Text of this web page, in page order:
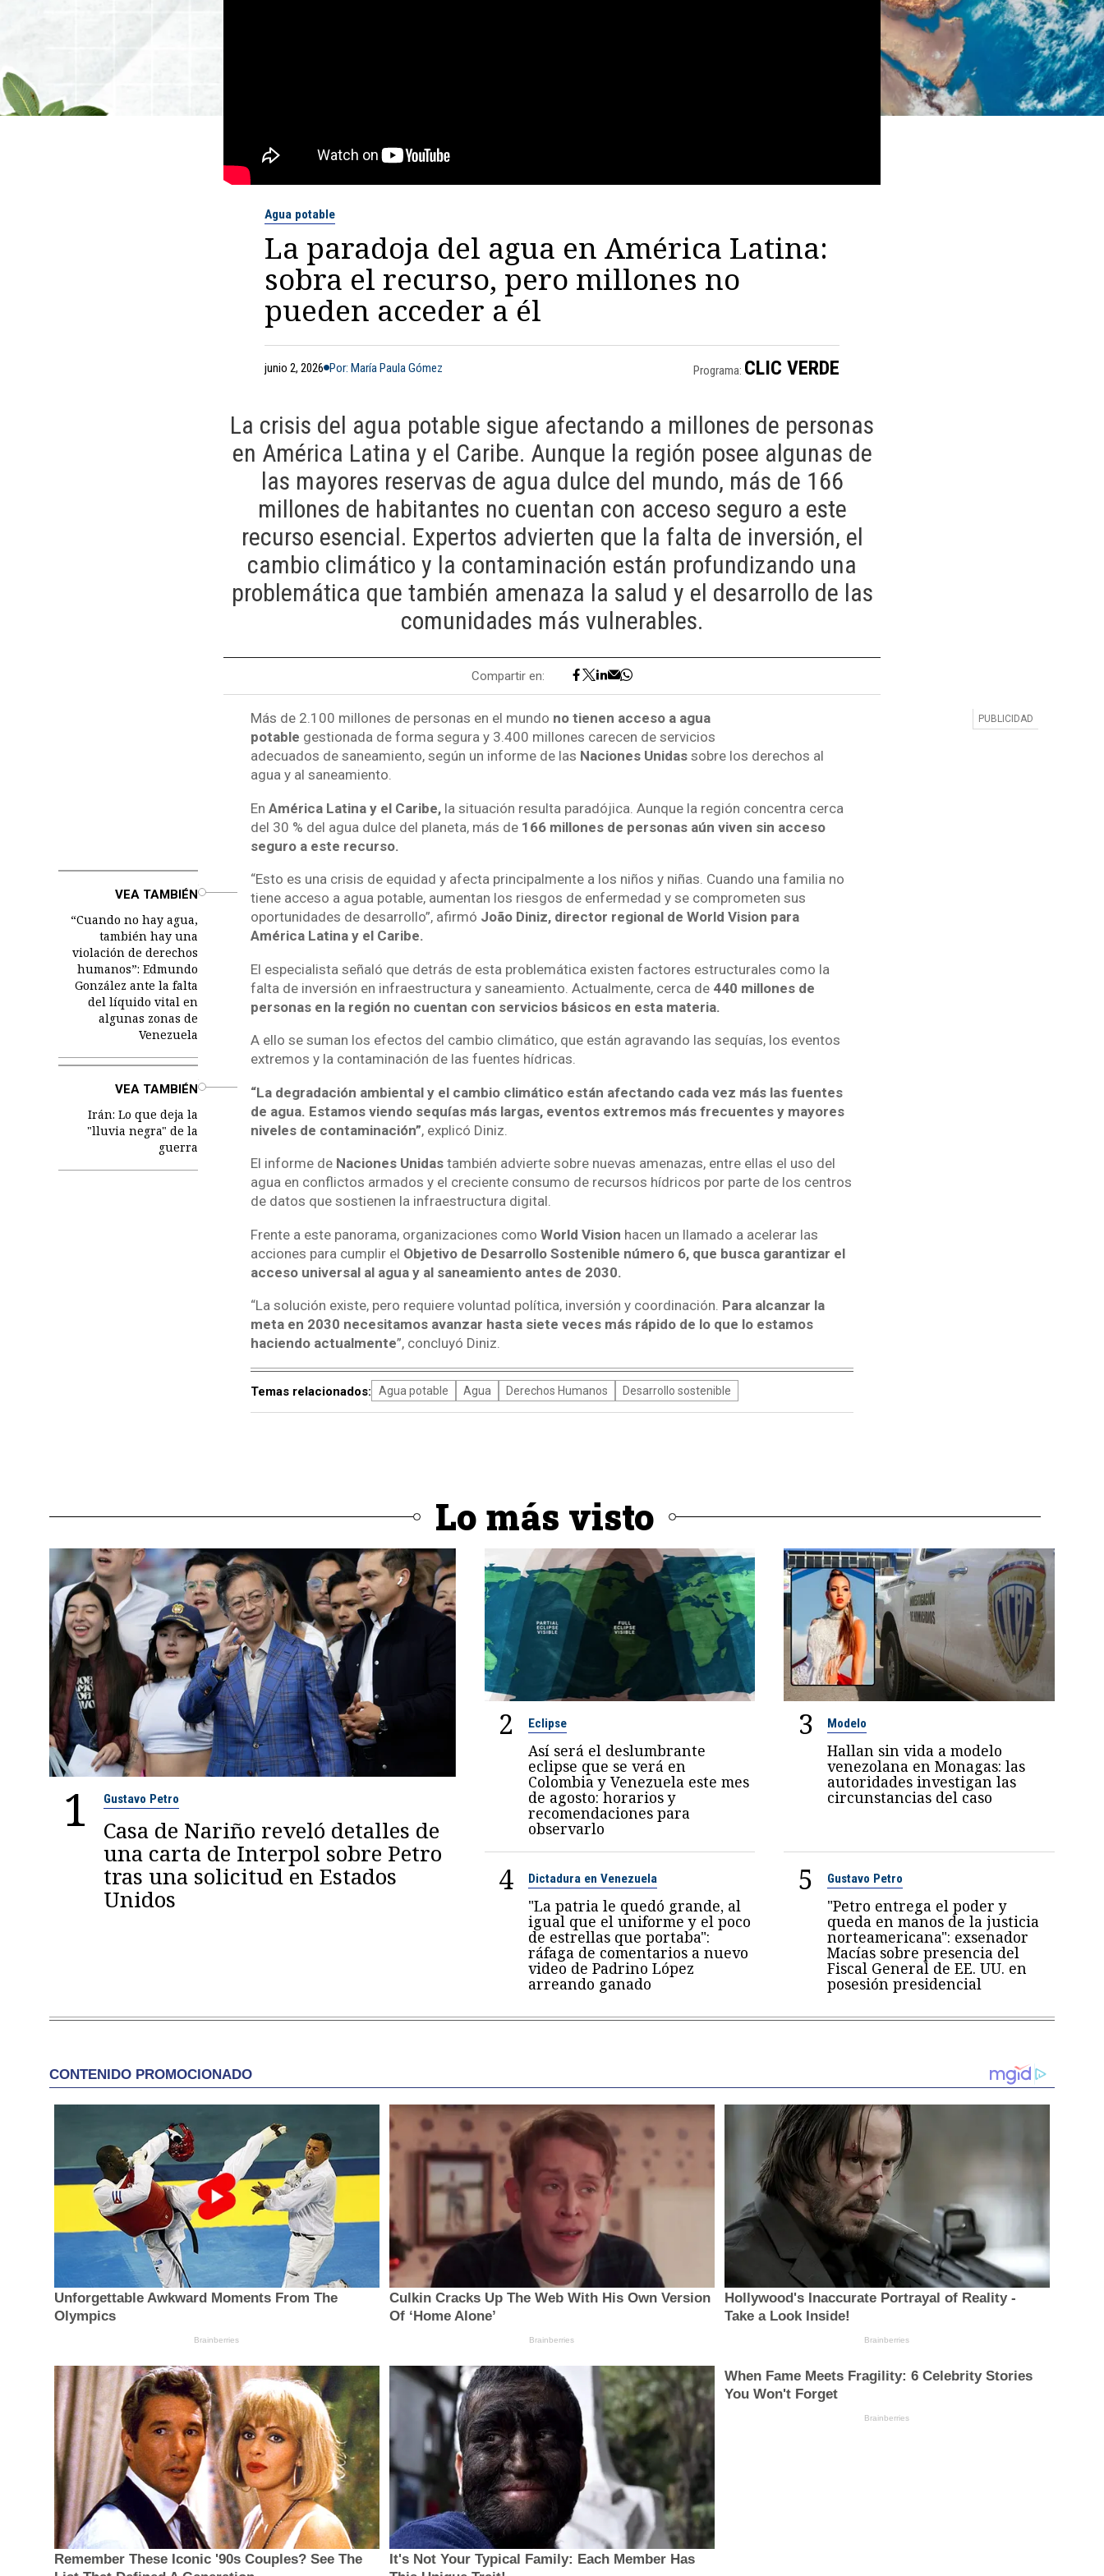
Agua potable
La paradoja del agua en América Latina:
sobra el recurso, pero millones no
pueden acceder a él
junio 2, 2026 Por: María Paula Gómez Programa: CLIC VERDE
La crisis del agua potable sigue afectando a millones de personas
en América Latina y el Caribe. Aunque la región posee algunas de
las mayores reservas de agua dulce del mundo, más de 166
millones de habitantes no cuentan con acceso seguro a este
recurso esencial. Expertos advierten que la falta de inversión, el
cambio climático y la contaminación están profundizando una
problemática que también amenaza la salud y el desarrollo de las
comunidades más vulnerables.
Compartir en:
Más de 2.100 millones de personas en el mundo no tienen acceso a agua
potable gestionada de forma segura y 3.400 millones carecen de servicios
adecuados de saneamiento, según un informe de las Naciones Unidassobre los derechos al
agua y al saneamiento.
En América Latina y el Caribe,la situación resulta paradójica. Aunque la región concentra cerca
del 30 % del agua dulce del planeta, más de 166 millones de personas aún viven sin acceso
seguro a este recurso.
VEA TAMBIÉN
“Cuando no hay agua,
también hay una
violación de derechos
humanos”: Edmundo
González ante la falta
del líquido vital en
algunas zonas de
Venezuela
“Esto es una crisis de equidad y afecta principalmente a los niños y niñas. Cuando una familia no
tiene acceso a agua potable, aumentan los riesgos de enfermedad y se comprometen sus
oportunidades de desarrollo”, afirmó João Diniz, director regional de World Vision para
América Latina y el Caribe.
El especialista señaló que detrás de esta problemática existen factores estructurales como la
falta de inversión en infraestructura y saneamiento. Actualmente, cerca de 440 millones de
personas en la región no cuentan con servicios básicos en esta materia.
VEA TAMBIÉN
Irán: Lo que deja la
"lluvia negra" de la
guerra
A ello se suman los efectos del cambio climático, que están agravando las sequías, los eventos
extremos y la contaminación de las fuentes hídricas.
“La degradación ambiental y el cambio climático están afectando cada vez más las fuentes
de agua. Estamos viendo sequías más largas, eventos extremos más frecuentes y mayores
niveles de contaminación”, explicó Diniz.
El informe de Naciones Unidastambién advierte sobre nuevas amenazas, entre ellas el uso del
agua en conflictos armados y el creciente consumo de recursos hídricos por parte de los centros
de datos que sostienen la infraestructura digital.
Frente a este panorama, organizaciones como World Vision hacen un llamado a acelerar las
acciones para cumplir el Objetivo de Desarrollo Sostenible número 6, que busca garantizar el
acceso universal al agua y al saneamiento antes de 2030.
“La solución existe, pero requiere voluntad política, inversión y coordinación. Para alcanzar la
meta en 2030 necesitamos avanzar hasta siete veces más rápido de lo que lo estamos
haciendo actualmente”, concluyó Diniz.
Temas relacionados: Agua potable Agua Derechos Humanos Desarrollo sostenible
Lo más visto
1 Gustavo Petro
Casa de Nariño reveló detalles de
una carta de Interpol sobre Petro
tras una solicitud en Estados
Unidos
2 Eclipse
Así será el deslumbrante
eclipse que se verá en
Colombia y Venezuela este mes
de agosto: horarios y
recomendaciones para
observarlo
3 Modelo
Hallan sin vida a modelo
venezolana en Monagas: las
autoridades investigan las
circunstancias del caso
4 Dictadura en Venezuela
"La patria le quedó grande, al
igual que el uniforme y el poco
de estrellas que portaba":
ráfaga de comentarios a nuevo
video de Padrino López
arreando ganado
5 Gustavo Petro
"Petro entrega el poder y
queda en manos de la justicia
norteamericana": exsenador
Macías sobre presencia del
Fiscal General de EE. UU. en
posesión presidencial